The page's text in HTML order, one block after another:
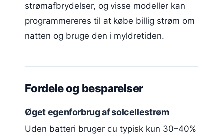
strømafbrydelser, og visse modeller kan
programmereres til at købe billig strøm om
natten og bruge den i myldretiden.
Fordele og besparelser
Øget egenforbrug af solcellestrøm
Uden batteri bruger du typisk kun 30–40%